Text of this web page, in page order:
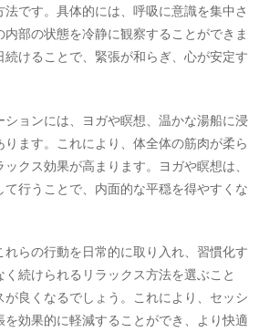
です。具体的には、呼吸に意識を集中さ
部の状態を冷静に観察することができま
けることで、緊張が和らぎ、心が安定す
ションには、ヨガや瞑想、温かな湯船に浸
ます。これにより、体全体の筋肉が柔ら
クス効果が高まります。ヨガや瞑想は、
行うことで、内面的な平穏を得やすくな
らの行動を日常的に取り入れ、習慣化す
く続けられるリラックス方法を選ぶこと
が良くなるでしょう。これにより、セッシ
を効果的に軽減することができ、より快適